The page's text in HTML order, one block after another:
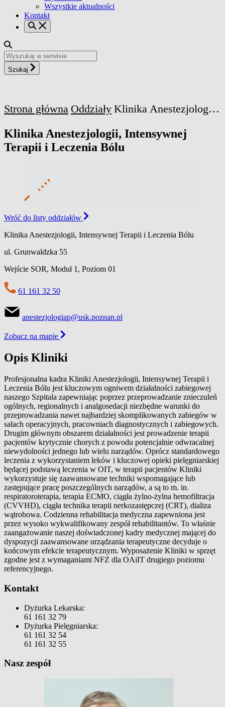
Wszystkie aktualności
Kontakt
Szukaj
Strona główna Oddziały Klinika Anestezjologii, Intensywnej Terapii i Leczenia Bólu
Klinika Anestezjologii, Intensywnej
Terapii i Leczenia Bólu
Wróć do listy oddziałów
Klinika Anestezjologii, Intensywnej Terapii i Leczenia Bólu
ul. Grunwaldzka 55
Wejście SOR, Moduł 1, Poziom 01
61 161 32 50
anestezjologiap@usk.poznan.pl
Zobacz na mapie
Opis Kliniki
Profesjonalna kadra Kliniki Anestezjologii, Intensywnej Terapii i
Leczenia Bólu jest kluczowym ogniwem działalności zabiegowej
naszego Szpitala zapewniając poprzez przeprowadzanie znieczuleń
ogólnych, regionalnych i analgosedacji niezbędne warunki do
przeprowadzania nawet najbardziej skomplikowanych zabiegów w
salach operacyjnych, pracowniach diagnostycznych i zabiegowych.
Drugim głównym obszarem działalności jest prowadzenie terapii
pacjentów krytycznie chorych z powodu potencjalnie odwracalnej
niewydolności jednego lub wielu narządów. Oprócz standardowego
leczenia z wykorzystaniem leków i kluczowej opieki pielęgniarskiej
będącej podstawą leczenia w OIT, w terapii pacjentów Kliniki
wykorzystuje się zaawansowane techniki wspomagające lub
zastępujące pracę poszczególnych narządów, a są to m. in.
respiratoroterapia, terapia ECMO, ciągła żylno-żylna hemofiltracja
(CVVHD), ciągła technika terapii nerkozastępczej (CRT), dializa
wątrobowa. Codzienna rehabilitacja medyczna zapewniona jest
przez wysoko wykwalifikowany zespół rehabilitantów. To właśnie
zaangażowanie naszej doświadczonej kadry medycznej mającej do
dyspozycji zaawansowane urządzania terapeutyczne decyduje o
końcowym efekcie terapeutycznym. Wyposażenie Kliniki w sprzęt
zgodne jest z wymaganiami NFZ dla OAiIT drugiego poziomu
referencyjnego.
Kontakt
Dyżurka Lekarska:
61 161 32 79
Dyżurka Pielęgniarska:
61 161 32 54
61 161 32 55
Nasz zespół